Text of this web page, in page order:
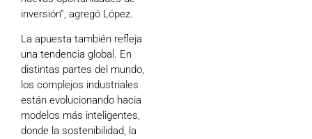
inversión”, agregó López.
La apuesta también refleja
una tendencia global. En
distintas partes del mundo,
los complejos industriales
están evolucionando hacia
modelos más inteligentes,
donde la sostenibilidad, la